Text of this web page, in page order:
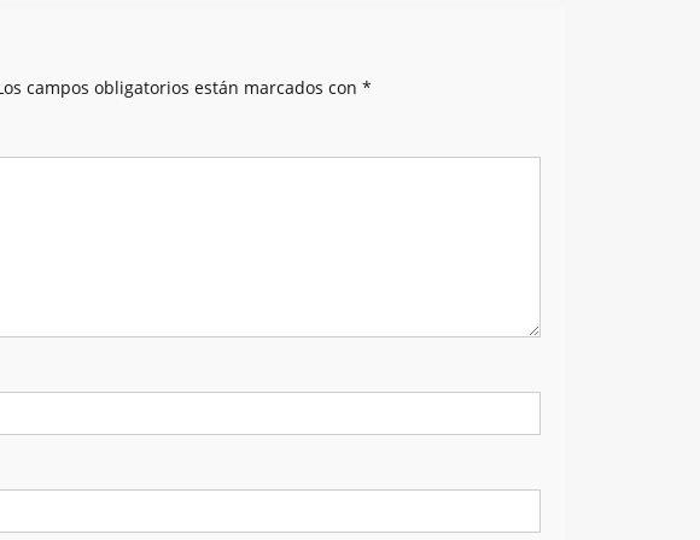
campos obligatorios están marcados con *